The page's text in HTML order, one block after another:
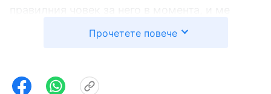
попита дали искам да сътруднича. Бях много
институции също трябваше да присъстват на
Прочетете повече